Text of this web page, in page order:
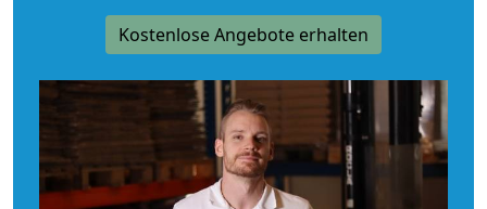
Kostenlose Angebote erhalten